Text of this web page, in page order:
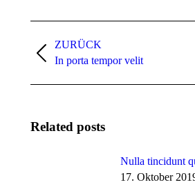
ZURÜCK
Vorheriger
Beitrag:
In porta tempor velit
Related posts
Nulla tincidunt
17. Oktober